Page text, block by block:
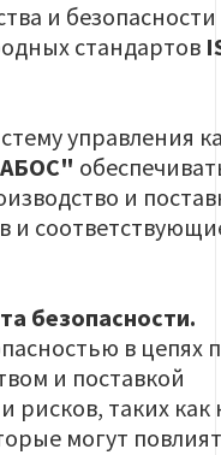
и безопасности
стандартов
управления
и
и
безопасности.
в цепях
и поставкой
рисков, таких как
могут